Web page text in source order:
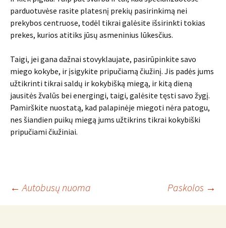
parduotuvėse rasite platesnį prekių pasirinkimą nei
prekybos centruose, todėl tikrai galėsite išsirinkti tokias
prekes, kurios atitiks jūsų asmeninius lūkesčius.
Taigi, jei gana dažnai stovyklaujate, pasirūpinkite savo
miego kokybe, ir įsigykite pripučiamą čiužinį. Jis padės jums
užtikrinti tikrai saldų ir kokybišką miegą, ir kitą dieną
jausitės žvalūs bei energingi, taigi, galėsite tęsti savo žygį.
Pamirškite nuostatą, kad palapinėje miegoti nėra patogu,
nes šiandien puikų miegą jums užtikrins tikrai kokybiški
pripučiami čiužiniai.
Įrašo
← Autobusų nuoma Paskolos →